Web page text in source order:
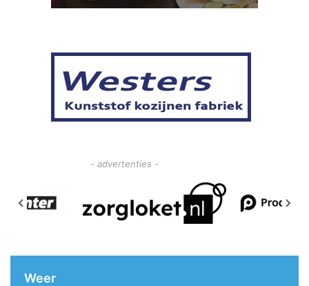
- advertenties -
Weer